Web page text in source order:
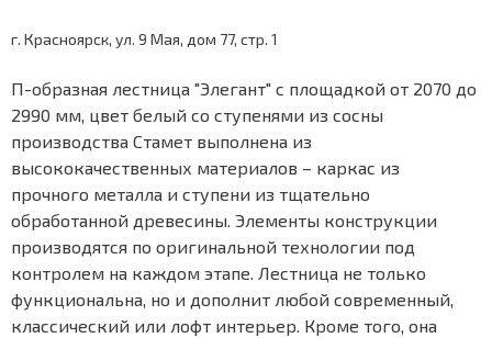
г. Красноярск, ул. 9 Мая, дом 77, стр. 1
П-образная лестница "Элегант" с площадкой от 2070 до
2990 мм, цвет белый со ступенями из сосны
производства Стамет выполнена из
высококачественных материалов – каркас из
прочного металла и ступени из тщательно
обработанной древесины. Элементы конструкции
производятся по оригинальной технологии под
контролем на каждом этапе. Лестница не только
функциональна, но и дополнит любой современный,
классический или лофт интерьер. Кроме того, она